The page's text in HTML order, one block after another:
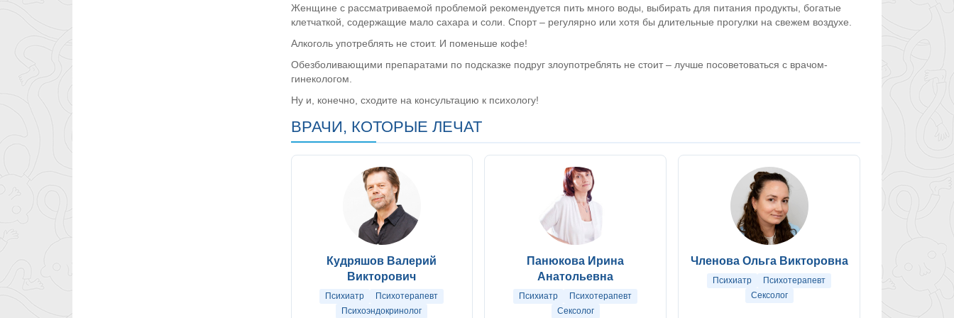
Женщине с рассматриваемой проблемой рекомендуется пить много воды, выбирать для питания продукты, богатые
клетчаткой, содержащие мало сахара и соли. Спорт – регулярно или хотя бы длительные прогулки на свежем воздухе.
Алкоголь употреблять не стоит. И поменьше кофе!
Обезболивающими препаратами по подсказке подруг злоупотреблять не стоит – лучше посоветоваться с врачом-
гинекологом.
Ну и, конечно, сходите на консультацию к психологу!
ВРАЧИ, КОТОРЫЕ ЛЕЧАТ
Кудряшов Валерий
Викторович
Психиатр
Психотерапевт
Психоэндокринолог
Панюкова Ирина
Анатольевна
Психиатр
Психотерапевт
Сексолог
Членова Ольга Викторовна
Психиатр
Психотерапевт
Сексолог